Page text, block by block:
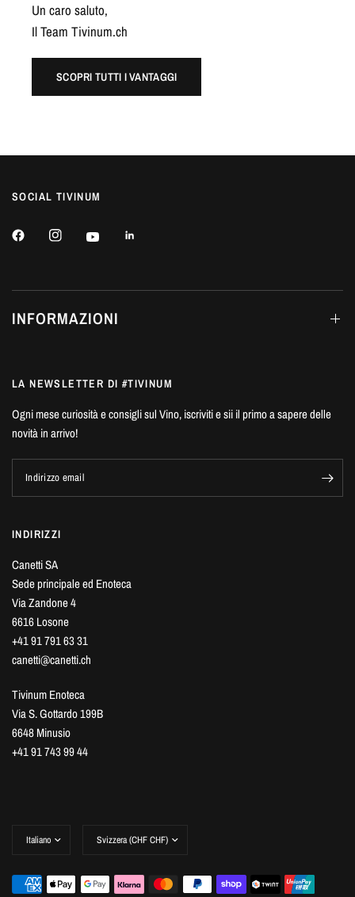
Un caro saluto,
Il Team Tivinum.ch
SCOPRI TUTTI I VANTAGGI
SOCIAL TIVINUM
INFORMAZIONI
LA NEWSLETTER DI #TIVINUM
Ogni mese curiosità e consigli sul Vino, iscriviti e sii il primo a sapere delle
novità in arrivo!
Indirizzo email
INDIRIZZI
Canetti SA
Sede principale ed Enoteca
Via Zandone 4
6616 Losone
+41 91 791 63 31
canetti@canetti.ch
Tivinum Enoteca
Via S. Gottardo 199B
6648 Minusio
+41 91 743 99 44
paese/area
paese/area